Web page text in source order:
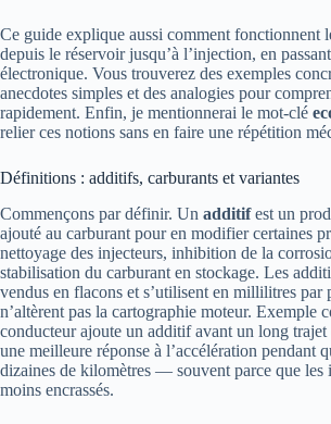
Ce guide explique aussi comment fonctionnent
depuis le réservoir jusqu’à l’injection, en
électronique. Vous trouverez des exemples
anecdotes simples et des analogies pour
rapidement. Enfin, je mentionnerai le mot-clé
relier ces notions sans en faire une répétition
Définitions : additifs, carburants et variantes
Commençons par définir. Un additifest un
ajouté au carburant pour en modifier certaines
nettoyage des injecteurs, inhibition de la
stabilisation du carburant en stockage. Les
vendus en flacons et s’utilisent en millilitres par
n’altèrent pas la cartographie moteur. Exemple
conducteur ajoute un additif avant un long trajet
une meilleure réponse à l’accélération pendant
dizaines de kilomètres — souvent parce que les
moins encrassés.